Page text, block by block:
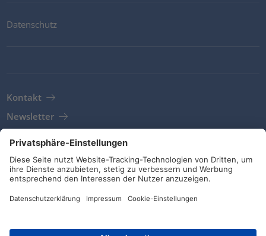
Datenschutz
Kontakt
Newsletter
AGB
Richtlinien und Bekentnisse
Soziale Medien